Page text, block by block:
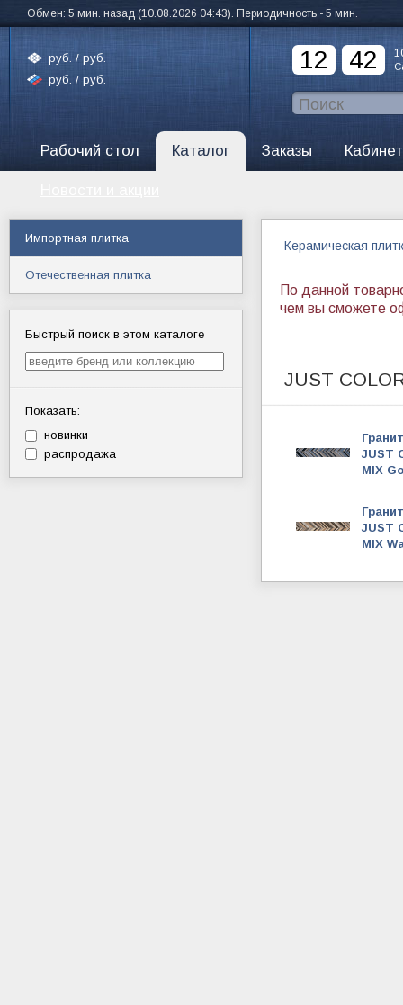
Обмен: 5 мин. назад (10.08.2026 04:43). Периодичность - 5 мин.
руб. / руб.
руб. / руб.
12 42
Рабочий стол Каталог Заказы Кабинет
Керамическая
По данной
чем вы сможете
JUST
JUST
MIX
JUST
MIX
Импортная плитка
Отечественная плитка
Быстрый поиск в этом каталоге
Показать:
новинки
распродажа